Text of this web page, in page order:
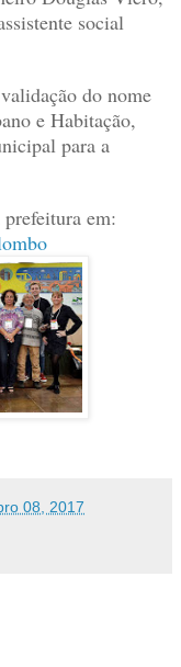
social
do nome
e Habitação,
para a
em:
08, 2017